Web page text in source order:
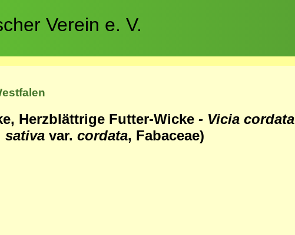
Verein e. V.
Herzblättrige Futter-Wicke - Vicia cordata
sativa var. cordata, Fabaceae)